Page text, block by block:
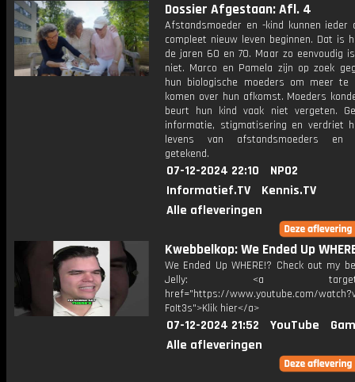
Dossier Afgestaan: Afl. 4
Afstandsmoeder en -kind kunnen ieder
compleet nieuw leven beginnen. Dat is
de jaren 60 en 70. Maar zo eenvoudig
niet. Marco en Pamela zijn op zoek
hun biologische moeders om meer
komen over hun afkomst. Moeders
beurt hun kind vaak niet vergeten.
informatie, stigmatisering en verdriet
levens van afstandsmoeders en -
getekend.
07-12-2024 22:10
NPO2
Informatief.TV
Kennis.TV
Alle afleveringen
Kwebbelkop: We Ended Up
We Ended Up WHERE!? Check out my
Jelly: <a
href="https://www.youtube.com/
FoIt3s">Klik hier</a>
07-12-2024 21:52 YouTube
Alle afleveringen